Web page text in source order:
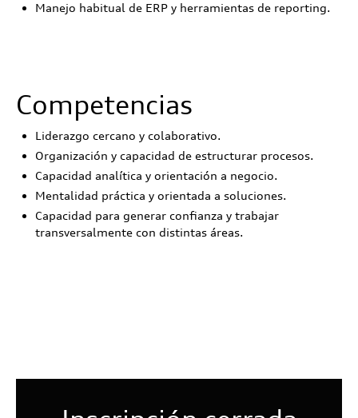
Manejo habitual de ERP y herramientas de reporting.
Competencias
Liderazgo cercano y colaborativo.
Organización y capacidad de estructurar procesos.
Capacidad analítica y orientación a negocio.
Mentalidad práctica y orientada a soluciones.
Capacidad para generar confianza y trabajar
transversalmente con distintas áreas.